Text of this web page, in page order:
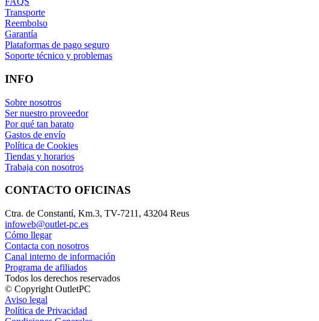
Transporte
Reembolso
Garantía
Plataformas de pago seguro
Soporte técnico y problemas
INFO
Sobre nosotros
Ser nuestro proveedor
Por qué tan barato
Gastos de envío
Política de Cookies
Tiendas y horarios
Trabaja con nosotros
CONTACTO OFICINAS
Ctra. de Constantí, Km.3, TV-7211, 43204 Reus
infoweb@outlet-pc.es
Cómo llegar
Contacta con nosotros
Canal interno de información
Programa de afiliados
Todos los derechos reservados
© Copyright OutletPC
Aviso legal
Política de Privacidad